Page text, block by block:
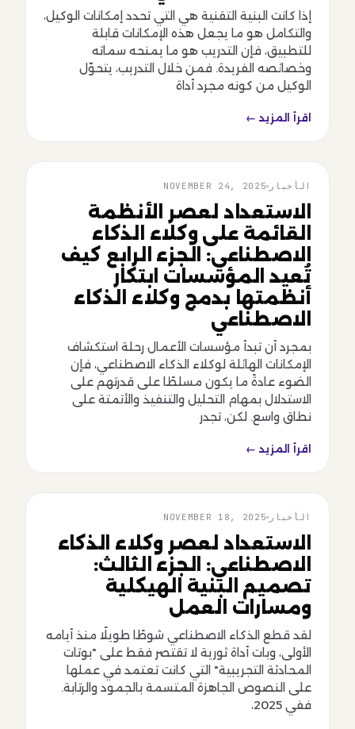
إذا كانت البنية التقنية هي التي تحدد إمكانات الوكيل،
والتكامل هو ما يجعل هذه الإمكانات قابلة
للتطبيق، فإن التدريب هو ما يمنحه سماته
وخصائصه الفريدة. فمن خلال التدريب، يتحوّل
الوكيل من كونه مجرد أداة
اقرأ المزيد ←
الأخبار NOVEMBER 24, 2025
الاستعداد لعصر الأنظمة
القائمة على وكلاء الذكاء
الاصطناعي: الجزء الرابع كيف
تُعيد المؤسسات ابتكار
أنظمتها بدمج وكلاء الذكاء
الاصطناعي
بمجرد أن تبدأ مؤسسات الأعمال رحلة استكشاف
الإمكانات الهائلة لوكلاء الذكاء الاصطناعي، فإن
الضوء عادةً ما يكون مسلطًا على قدرتهم على
الاستدلال بمهام التحليل والتنفيذ والأتمتة على
نطاق واسع. لكن، تجدر
اقرأ المزيد ←
الأخبار NOVEMBER 18, 2025
الاستعداد لعصر وكلاء الذكاء
الاصطناعي: الجزء الثالث:
تصميم البنية الهيكلية
ومسارات العمل
لقد قطع الذكاء الاصطناعي شوطًا طويلًا منذ أيامه
الأولى، وبات أداة ثورية لا تقتصر فقط على "بوتات
المحادثة التجريبية" التي كانت تعتمد في عملها
على النصوص الجاهزة المتسمة بالجمود والرتابة.
ففي 2025،